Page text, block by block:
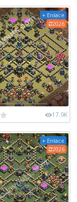
+ Enlace
2026
17.9K
+ Enlace
2026